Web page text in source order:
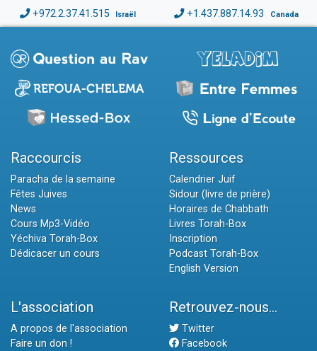
+972.2.37.41.515 Israël +1.437.887.14.93 Canada
Raccourcis
Paracha de la semaine
Fêtes Juives
News
Cours Mp3-Vidéo
Yéchiva Torah-Box
Dédicacer un cours
Ressources
Calendrier Juif
Sidour (livre de prière)
Horaires de Chabbath
Livres Torah-Box
Inscription
Podcast Torah-Box
English Version
L'association
A propos de l'association
Faire un don !
Retrouvez-nous...
Twitter
Facebook